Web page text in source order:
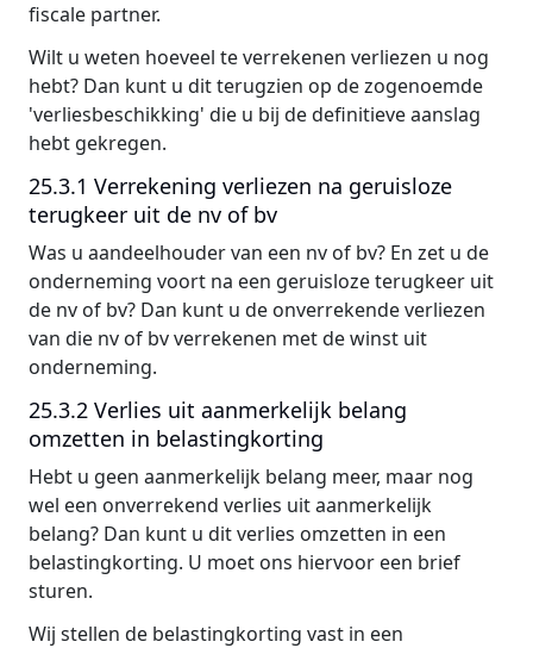
fiscale partner.
Wilt u weten hoeveel te verrekenen verliezen u nog
hebt? Dan kunt u dit terugzien op de zogenoemde
'verliesbeschikking' die u bij de definitieve aanslag
hebt gekregen.
25.3.1 Verrekening verliezen na geruisloze
terugkeer uit de nv of bv
Was u aandeelhouder van een nv of bv? En zet u de
onderneming voort na een geruisloze terugkeer uit
de nv of bv? Dan kunt u de onverrekende verliezen
van die nv of bv verrekenen met de winst uit
onderneming.
25.3.2 Verlies uit aanmerkelijk belang
omzetten in belastingkorting
Hebt u geen aanmerkelijk belang meer, maar nog
wel een onverrekend verlies uit aanmerkelijk
belang? Dan kunt u dit verlies omzetten in een
belastingkorting. U moet ons hiervoor een brief
sturen.
Wij stellen de belastingkorting vast in een